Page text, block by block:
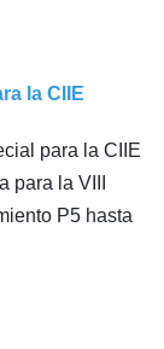
la CIIE
para la CIIE
para la VIII
P5 hasta